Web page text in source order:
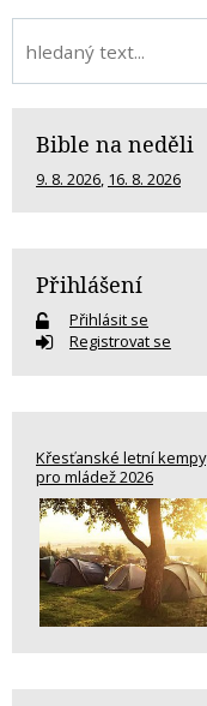
Bible na neděli
9. 8. 2026, 16. 8. 2026
Přihlášení
Přihlásit se
Registrovat se
Křesťanské letní kempy
pro mládež 2026